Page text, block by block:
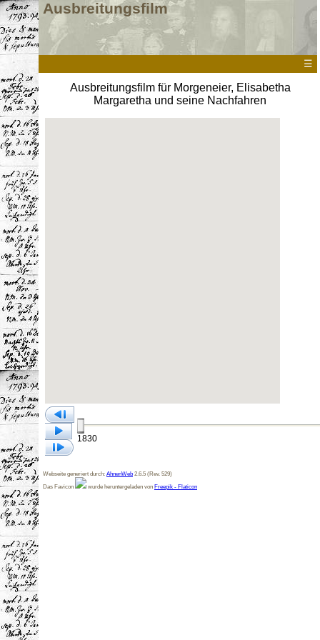
Ausbreitungsfilm
☰
Ausbreitungsfilm für Morgeneier, Elisabetha
Margaretha und seine Nachfahren
1830
Webseite generiert durch: AhnenWeb 2.6.5 (Rev. 529)
Das Favicon
wurde heruntergeladen von Freepik - Flaticon